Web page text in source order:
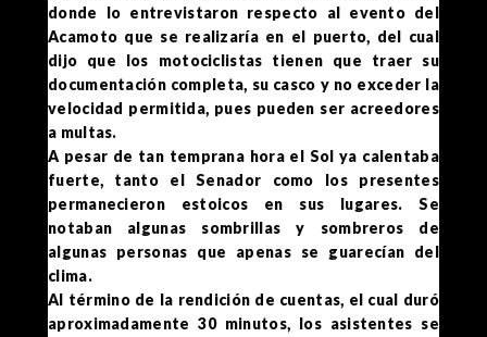
donde lo entrevistaron respecto al evento del
Acamoto que se realizaría en el puerto, del cual
dijo que los motociclistas tienen que traer su
documentación completa, su casco y no exceder la
velocidad permitida, pues pueden ser acreedores
a multas.
A pesar de tan temprana hora el Sol ya calentaba
fuerte, tanto el Senador como los presentes
permanecieron estoicos en sus lugares. Se
notaban algunas sombrillas y sombreros de
algunas personas que apenas se guarecían del
clima.
Al término de la rendición de cuentas, el cual duró
aproximadamente 30 minutos, los asistentes se